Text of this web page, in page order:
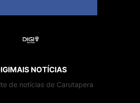
NOTÍCIAS
de notícias de Carutapera